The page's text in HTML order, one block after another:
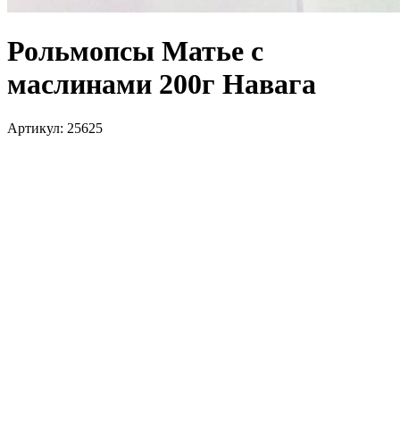
Рольмопсы Матье с
маслинами 200г Навага
Артикул: 25625